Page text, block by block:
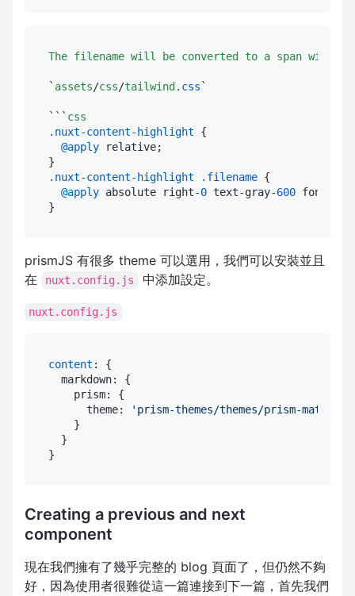
The filename will be converted to a span with
` assets/css/tailwind.css`
``` css
.nuxt-content-highlight {
@apply relative;
.nuxt-content-highlight
.filename {
@apply absolute right-0 text-gray-600 font-
prismJS 有很多 theme 可以選用，我們可以安裝並且
在
nuxt.config.js 中添加設定。
nuxt.config.js
content : {
  markdown: {
    prism: {
      theme:
'prism-themes/themes/prism-
    }
  }
Creating a previous and next
component
現在我們擁有了幾乎完整的 blog 頁面了，但仍然不夠
好，因為使用者很難從這一篇連接到下一篇，首先我們